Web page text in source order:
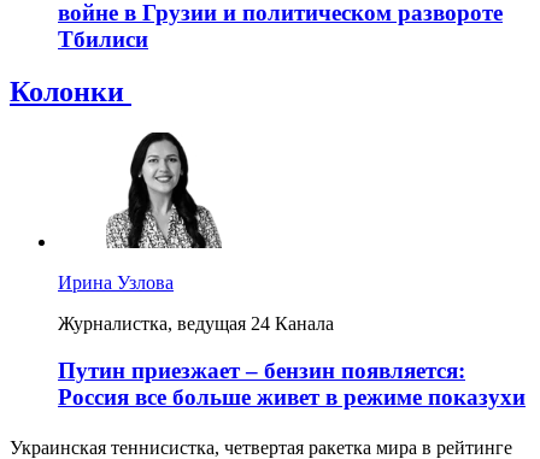
войне в Грузии и политическом развороте
Тбилиси
Колонки
Ирина Узлова
Журналистка, ведущая 24 Канала
Путин приезжает – бензин появляется:
Россия все больше живет в режиме показухи
Украинская теннисистка, четвертая ракетка мира в рейтинге